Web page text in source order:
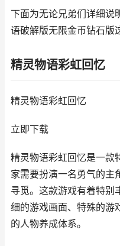
下面为无论兄弟们详细说
语破解版无限金币钻石版
精灵物语彩虹回忆
精灵物语彩虹回忆
立即下载
精灵物语彩虹回忆是一款
家需要扮演一名勇气的主
寻觅。这款游戏有着特别
细的游戏画面、特殊的游
的人物养成体系。